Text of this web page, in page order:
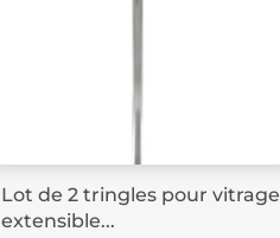
Lot de 2 tringles pour vitrage
extensible...